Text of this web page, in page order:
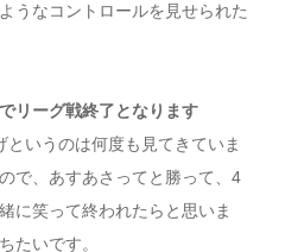
うなコントロールを見せられた
リーグ戦終了となります
いうのは何度も見てきていま
で、あすあさってと勝って、4
に笑って終われたらと思いま
たいです。